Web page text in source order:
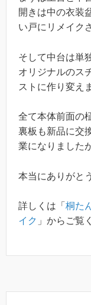
開きは中の衣装
い戸にリメイク
そして中台は単
オリジナルのス
ストに作り変え
全て本体前面の
裏板も新品に交
業になりました
本当にありがと
詳しくは「 桐た
イク 」からご覧